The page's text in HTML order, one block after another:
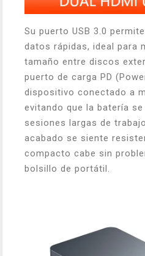
Su puerto USB 3.0
datos rápidas, ideal para
tamaño entre discos
puerto de carga PD
dispositivo conectado a
evitando que la batería
sesiones largas de
acabado se siente
compacto cabe sin
bolsillo de portátil.